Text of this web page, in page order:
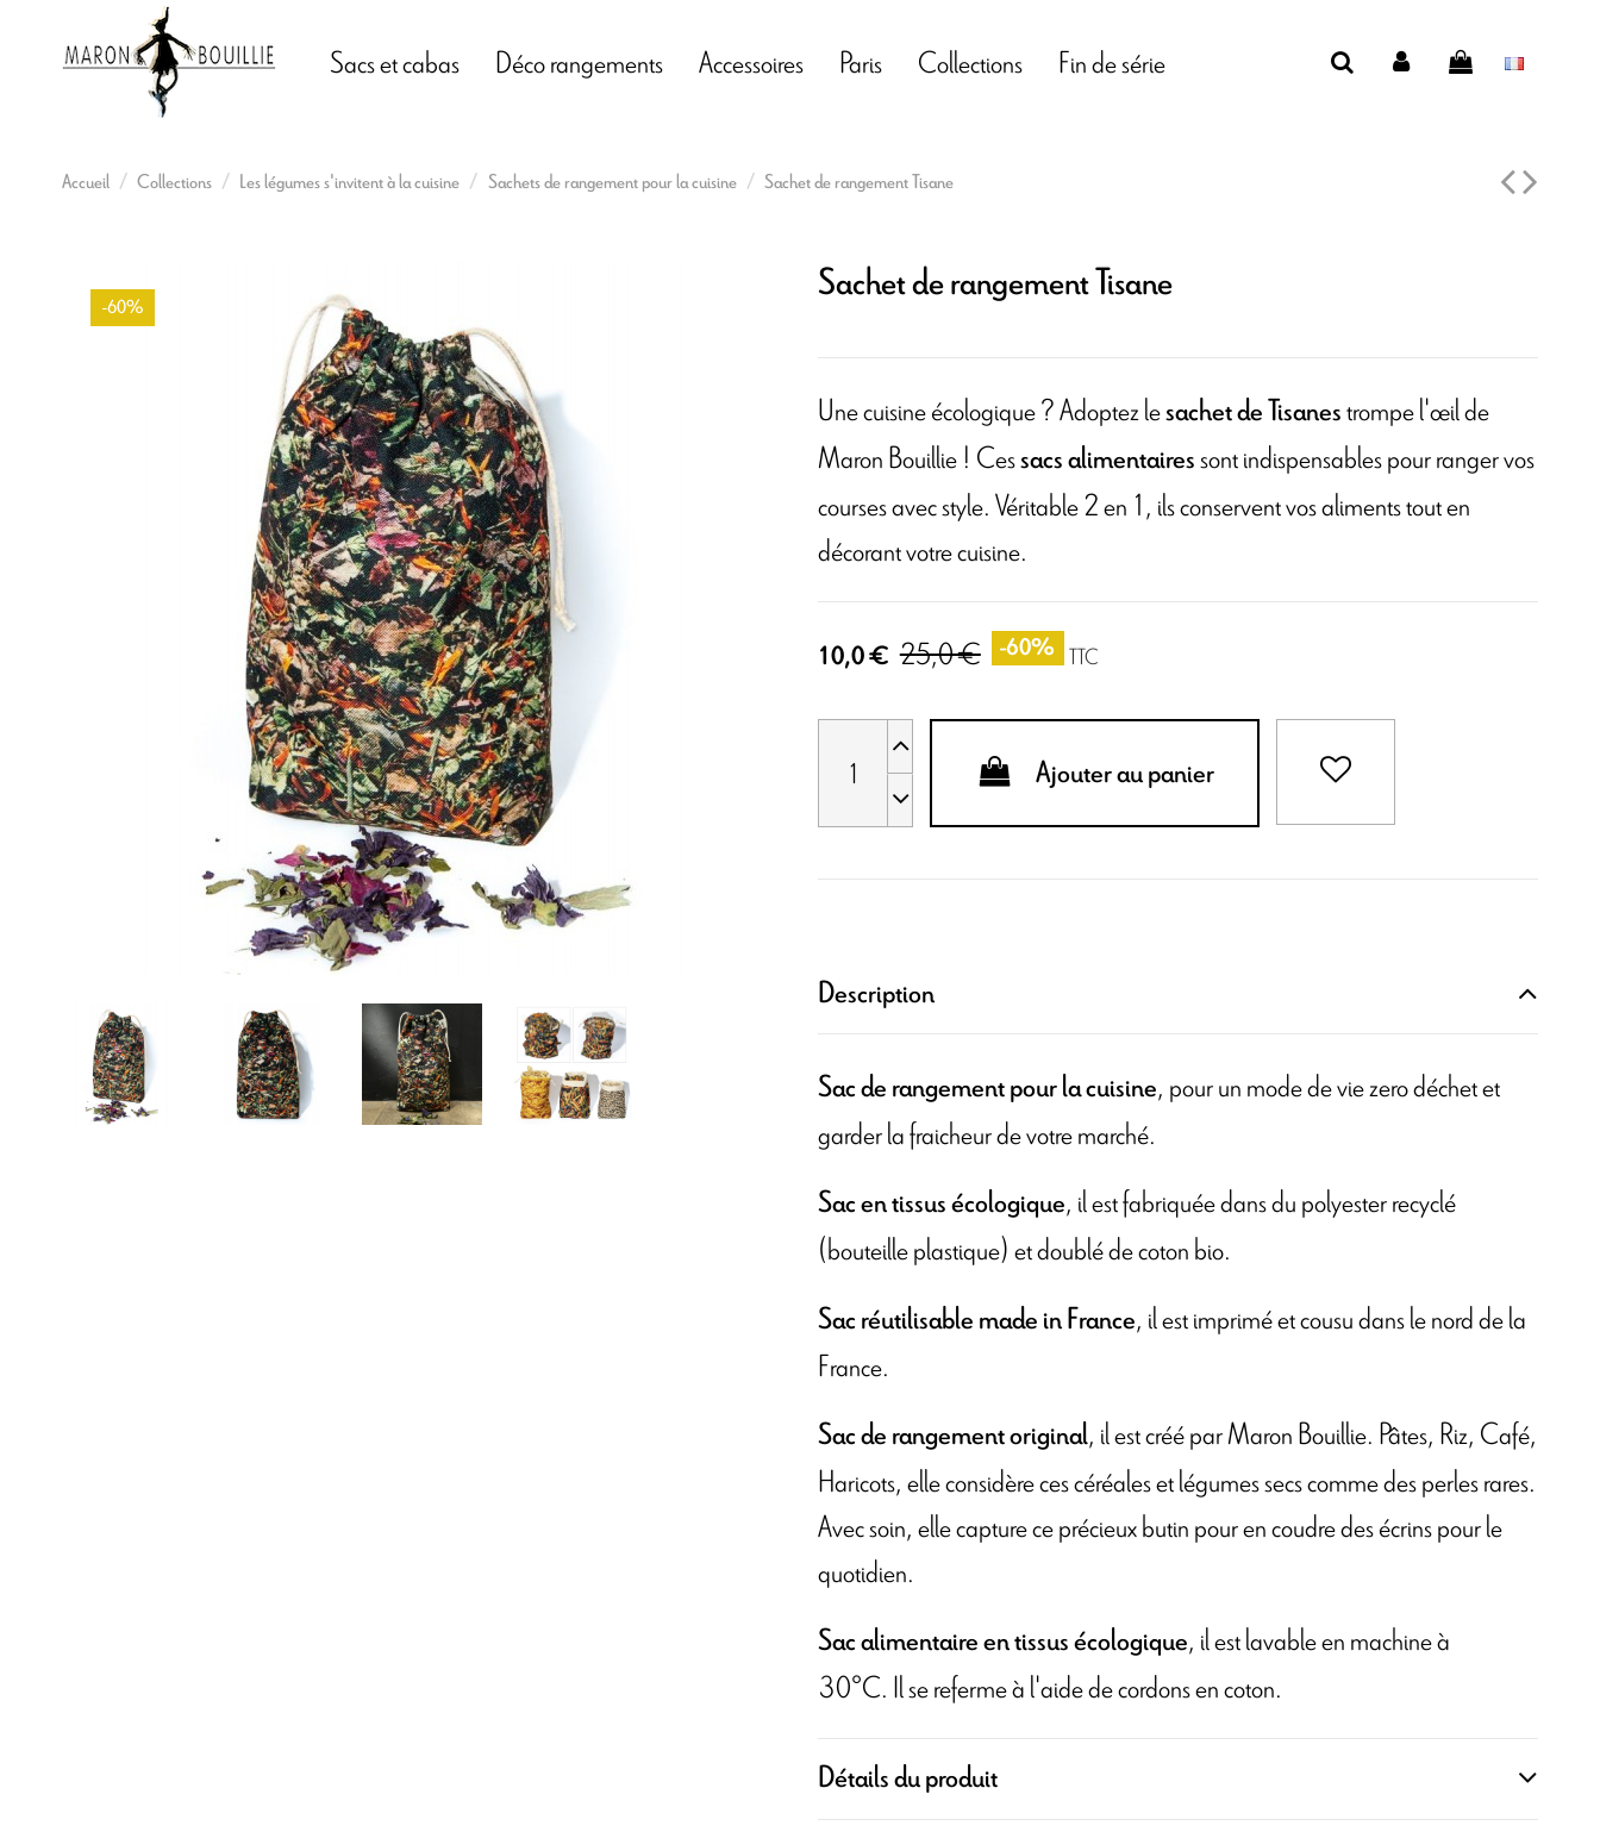
Sacs et cabas Déco rangements Accessoires Paris Collections Fin de série
Accueil Collections Les légumes s'invitent à la cuisine Sachets de rangement pour la cuisine Sachet de rangement Tisane
-60% Sachet de rangement Tisane
Une cuisine écologique ? Adoptez lesachet de Tisanestrompe l'œil de
Maron Bouillie ! Cessacs alimentairessont indispensables pour ranger vos
courses avec style. Véritable 2 en 1, ils conservent vos aliments tout en
décorant votre cuisine.
10,0 € 25,0 € -60% TTC
Ajouter au panier
Description
Sac de rangement pour la cuisine, pour un mode de vie zero déchet et
garder la fraicheur de votre marché.
Sac en tissus écologique, il est fabriquée dans du polyester recyclé
(bouteille plastique) et doublé de coton bio.
Sac réutilisable made in France, il est imprimé et cousu dans le nord de la
France.
Sac de rangement original, il est créé par Maron Bouillie. Pâtes, Riz, Café,
Haricots, elle considère ces céréales et légumes secs comme des perles rares.
Avec soin, elle capture ce précieux butin pour en coudre des écrins pour le
quotidien.
Sac alimentaire en tissus écologique, il est lavable en machine à
30°C. Il se referme à l'aide de cordons en coton.
Détails du produit